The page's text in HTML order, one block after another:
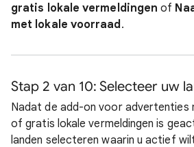
gratis lokale vermeldingen of
met lokale voorraad.
Stap 2 van 10: Selecteer uw
Nadat de add-on voor advertenties
of gratis lokale vermeldingen is
landen selecteren waarin u actief